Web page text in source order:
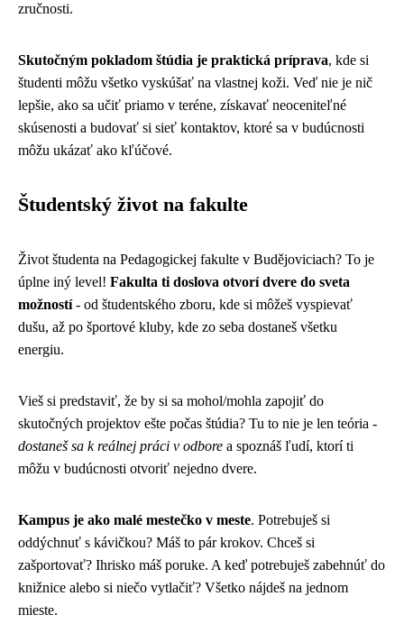
zručnosti.
Skutočným pokladom štúdia je praktická príprava, kde si
študenti môžu všetko vyskúšať na vlastnej koži. Veď nie je nič
lepšie, ako sa učiť priamo v teréne, získavať neoceniteľné
skúsenosti a budovať si sieť kontaktov, ktoré sa v budúcnosti
môžu ukázať ako kľúčové.
Študentský život na fakulte
Život študenta na Pedagogickej fakulte v Budějoviciach? To je
úplne iný level! Fakulta ti doslova otvorí dvere do sveta
možností- od študentského zboru, kde si môžeš vyspievať
dušu, až po športové kluby, kde zo seba dostaneš všetku
energiu.
Vieš si predstaviť, že by si sa mohol/mohla zapojiť do
skutočných projektov ešte počas štúdia? Tu to nie je len teória -
dostaneš sa k reálnej práci v odbore a spoznáš ľudí, ktorí ti
môžu v budúcnosti otvoriť nejedno dvere.
Kampus je ako malé mestečko v meste. Potrebuješ si
oddýchnuť s kávičkou? Máš to pár krokov. Chceš si
zašportovať? Ihrisko máš poruke. A keď potrebuješ zabehnúť do
knižnice alebo si niečo vytlačiť? Všetko nájdeš na jednom
mieste.